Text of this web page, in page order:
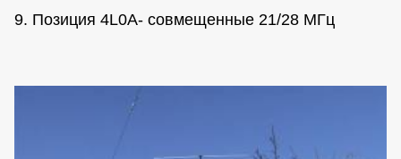
9. Позиция 4L0A- совмещенные 21/28 МГц